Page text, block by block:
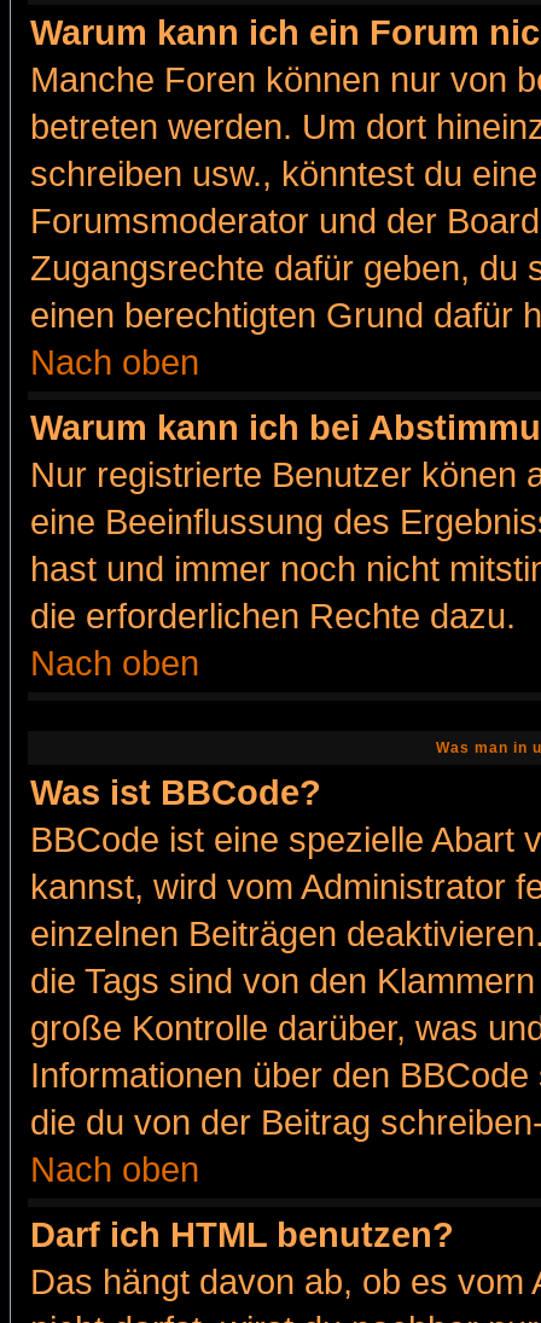
Warum kann ich ein Forum
Manche Foren können nur von
betreten werden. Um dort
schreiben usw., könntest du
Forumsmoderator und der
Zugangsrechte dafür geben, du
einen berechtigten Grund dafür
Nach oben
Warum kann ich bei
Nur registrierte Benutzer könen
eine Beeinflussung des
hast und immer noch nicht
die erforderlichen Rechte dazu.
Nach oben
Was man in
Was ist BBCode?
BBCode ist eine spezielle Abart
kannst, wird vom Administrator
einzelnen Beiträgen
die Tags sind von den
große Kontrolle darüber, was
Informationen über den
die du von der Beitrag
Nach oben
Darf ich HTML benutzen?
Das hängt davon ab, ob es